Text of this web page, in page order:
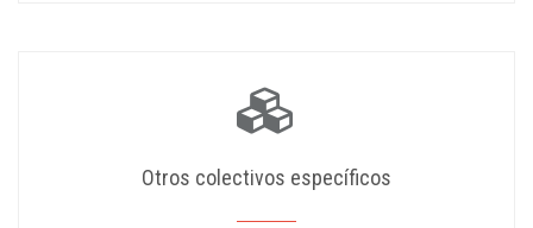
Otros colectivos específicos